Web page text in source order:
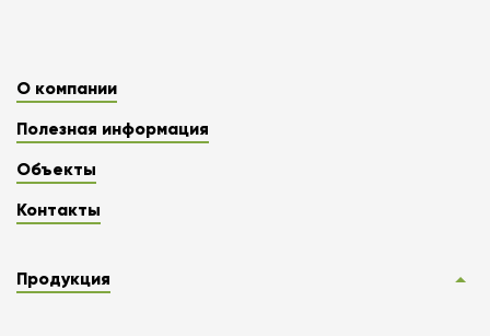
О компании
Полезная информация
Объекты
Контакты
Продукция